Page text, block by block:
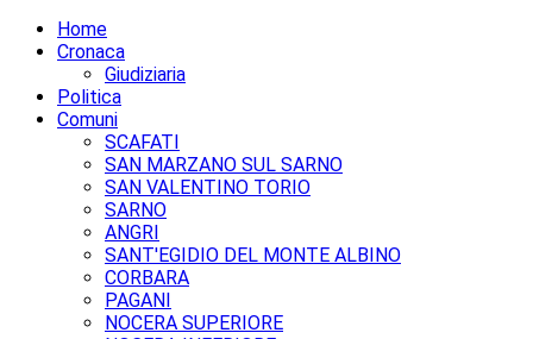
Home
Cronaca
Giudiziaria
Politica
Comuni
SCAFATI
SAN MARZANO SUL SARNO
SAN VALENTINO TORIO
SARNO
ANGRI
SANT'EGIDIO DEL MONTE ALBINO
CORBARA
PAGANI
NOCERA SUPERIORE